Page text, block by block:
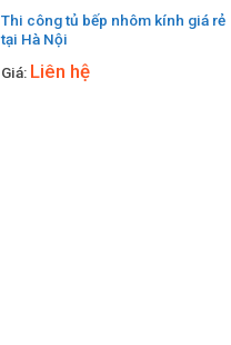
Thi công tủ bếp nhôm kính giá rẻ
tại Hà Nội
Giá: Liên hệ